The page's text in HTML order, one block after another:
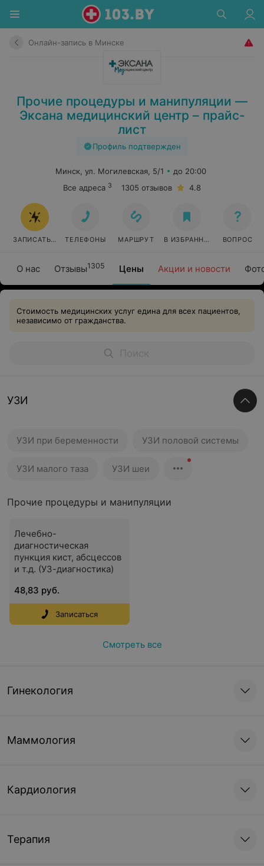
Онлайн-запись в Минске
Прочие процедуры и манипуляции —
Эксана медицинский центр – прайс-
лист
Профиль подтвержден
О нас Отзывы1305 Цены Акции и новости
Минск, ул. Могилевская, 5/1
до 20:00
Все адреса 3 1305 отзывов 4.8
ЗАПИСАТЬСЯ ОНЛАЙН
ТЕЛЕФОНЫ МАРШРУТ В ИЗБРАННОЕ ВОПРОС
Стоимость медицинских услуг едина для всех пациентов,
независимо от гражданства.
УЗИ
УЗИ при беременности УЗИ половой системы
УЗИ малого таза УЗИ шеи
Прочие процедуры и манипуляции
Лечебно-
диагностическая
пункция кист, абсцессов
и т.д. (УЗ-диагностика)
48,83 руб.
Записаться
Смотреть все
Гинекология
Маммология
Кардиология
Терапия